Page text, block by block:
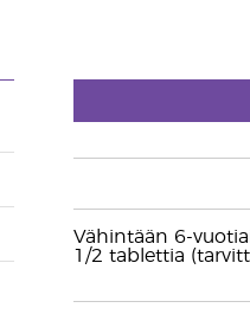
Vähintään 6-
1/2 tablettia